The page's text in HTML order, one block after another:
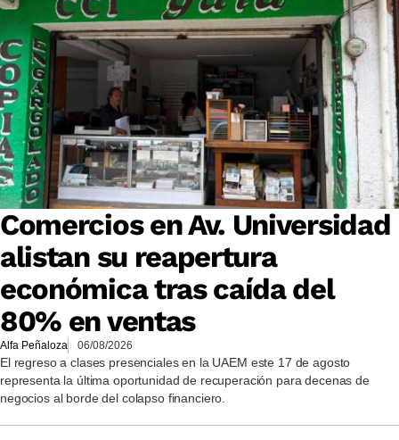
Comercios en Av. Universidad
alistan su reapertura
económica tras caída del
80% en ventas
Alfa Peñaloza 06/08/2026
El regreso a clases presenciales en la UAEM este 17 de agosto
representa la última oportunidad de recuperación para decenas de
negocios al borde del colapso financiero.